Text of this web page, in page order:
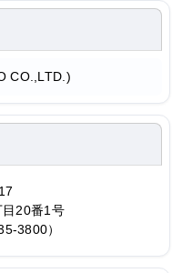
CO.,LTD.)
20番1号
3800）